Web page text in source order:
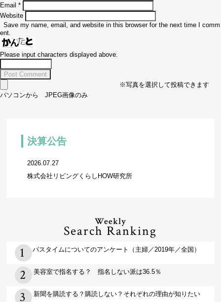
Email *
Website
Save my name, email, and website in this browser for the next time I comm
ent.
Please input characters displayed above.
※写真を選択して投稿できます
パソコンから JPEG画像のみ
決算公告
2026.07.27
株式会社リビングくらしHOW研究所
Weekly
Search Ranking
バスタイムについてのアンケート（主婦／2019年／全国）
美容室で指名する？ 指名しない派は36.5％
新聞を購読する？購読しない？それぞれの理由が知りたい